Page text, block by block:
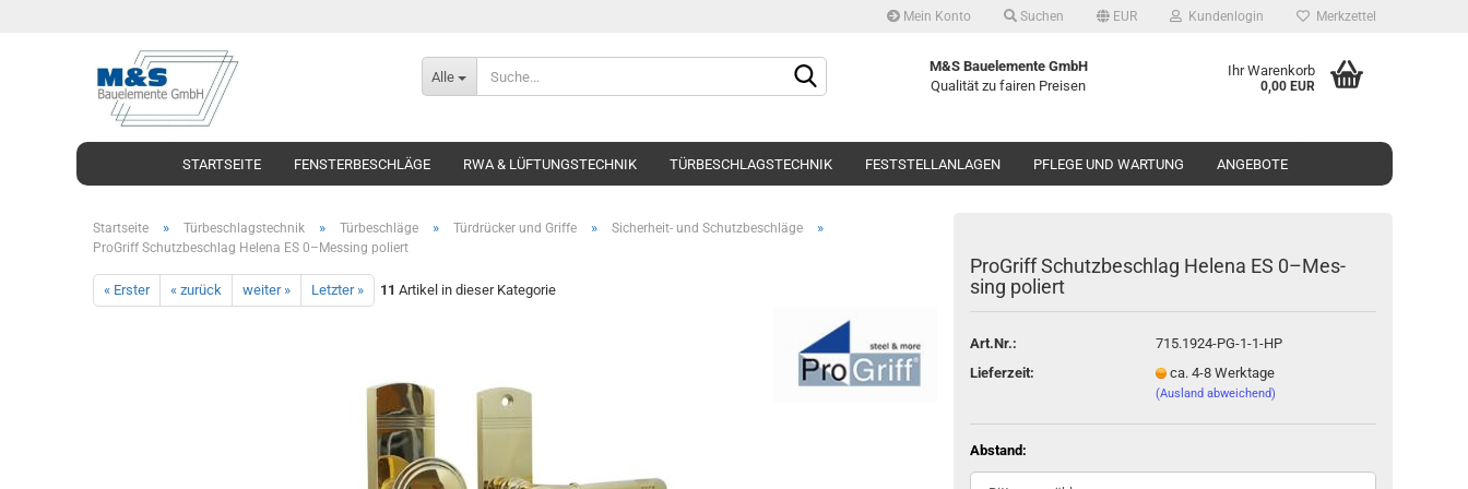
Mein Konto Suchen EUR
Währung auswählen
Lieferland
Kundenlogin
Konto erstellen
Passwort vergessen?
Merkzettel
Alle
M&S Bauelemente GmbH
Qualität zu fairen Preisen
Ihr Warenkorb
0,00 EUR
STARTSEITE FENSTERBESCHLÄGE RWA & LÜFTUNGSTECHNIK TÜRBESCHLAGSTECHNIK FESTSTELLANLAGEN PFLEGE UND WARTUNG ANGEBOTE
Startseite » Türbeschlagstechnik » Türbeschläge » Türdrücker und Griffe » Sicherheit- und Schutzbeschläge »
ProGriff Schutzbeschlag Helena ES 0–Messing poliert
« Erster « zurück weiter » Letzter » 11 Artikel in dieser Kategorie
Pro­Griff Schutz­be­schlag He­le­na ES 0–Mes­
sing po­liert
Art.Nr.:
715.1924-PG-1-1-HP
Lieferzeit:
ca. 4-8 Werktage
(Ausland abweichend)
Abstand: